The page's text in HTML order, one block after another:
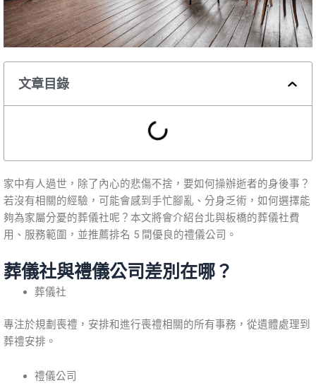
文章目錄
家中有人過世，除了內心的悲傷不捨，要如何操辦逝者的身後事？
若沒有相關的經驗，可能會感到手忙腳亂、分身乏術，如何選擇能
夠為家屬分憂的葬儀社呢？本文將會介紹台北與板橋的葬儀社費
用、服務範圍，並推薦排名 5 間優良的禮儀公司。
葬儀社與禮儀公司差別在哪？
葬儀社
專注於規劃喪禮，安排和進行喪禮相關的所有事務，從遺體處理到
葬禮安排。
禮儀公司